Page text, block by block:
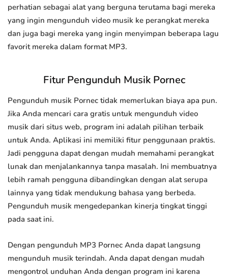
perhatian sebagai alat yang berguna terutama bagi mereka
yang ingin mengunduh video musik ke perangkat mereka
dan juga bagi mereka yang ingin menyimpan beberapa lagu
favorit mereka dalam format MP3.
Fitur Pengunduh Musik Pornec
Pengunduh musik Pornec tidak memerlukan biaya apa pun.
Jika Anda mencari cara gratis untuk mengunduh video
musik dari situs web, program ini adalah pilihan terbaik
untuk Anda. Aplikasi ini memiliki fitur penggunaan praktis.
Jadi pengguna dapat dengan mudah memahami perangkat
lunak dan menjalankannya tanpa masalah. Ini membuatnya
lebih ramah pengguna dibandingkan dengan alat serupa
lainnya yang tidak mendukung bahasa yang berbeda.
Pengunduh musik mengedepankan kinerja tingkat tinggi
pada saat ini.
Dengan pengunduh MP3 Pornec Anda dapat langsung
mengunduh musik terindah. Anda dapat dengan mudah
mengontrol unduhan Anda dengan program ini karena